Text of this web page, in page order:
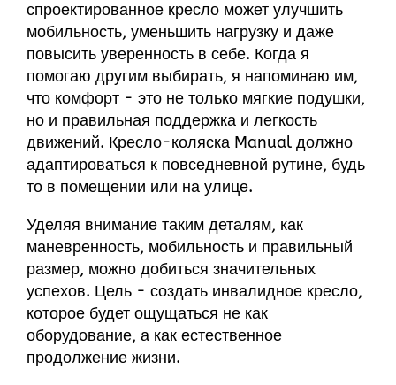
спроектированное кресло может улучшить
мобильность, уменьшить нагрузку и даже
повысить уверенность в себе. Когда я
помогаю другим выбирать, я напоминаю им,
что комфорт - это не только мягкие подушки,
но и правильная поддержка и легкость
движений. Кресло-коляска Manual должно
адаптироваться к повседневной рутине, будь
то в помещении или на улице.
Уделяя внимание таким деталям, как
маневренность, мобильность и правильный
размер, можно добиться значительных
успехов. Цель - создать инвалидное кресло,
которое будет ощущаться не как
оборудование, а как естественное
продолжение жизни.